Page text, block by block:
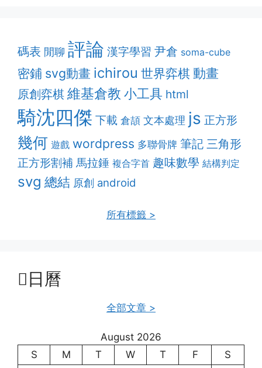
碼表 閒聊 評論 漢字學習 尹倉 soma-cube
密鋪 svg動畫 ichirou 世界弈棋 動畫
原創弈棋 維基倉教 小工具 html
騎沈四傑 下載 倉頡 文本處理 js 正方形
幾何 遊戲 wordpress 多聯骨牌 筆記 三角形
正方形割補 馬拉錘 複合字首 趣味數學 結構判定
svg 總結 原創 android
所有標籤 >
日曆
全部文章 >
August 2026
S
M T W T F
S